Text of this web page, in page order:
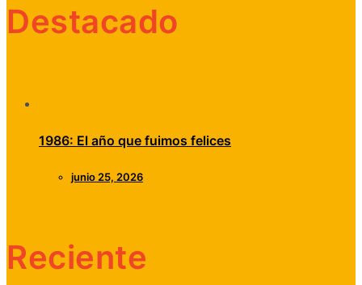
Destacado
1986: El año que fuimos felices
junio 25, 2026
Reciente